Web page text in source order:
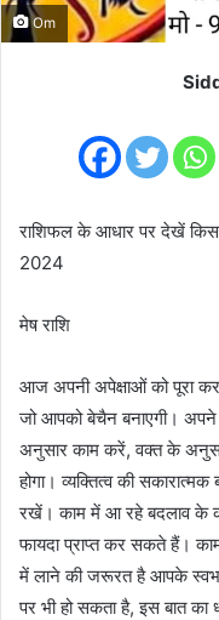
Om
राशिफल के आधार पर देखें
2024
मेष राशि
आज अपनी अपेक्षाओं को पूरा
जो आपको बेचैन बनाएगी। अपने
अनुसार काम करें, वक्त के
होगा। व्यक्तित्व की
रखें। काम में आ रहे बदलाव के
फायदा प्राप्त कर सकते हैं।
में लाने की जरूरत है आपके
पर भी हो सकता है, इस बात